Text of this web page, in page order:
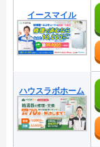
イースマイル
ハウスラボホーム